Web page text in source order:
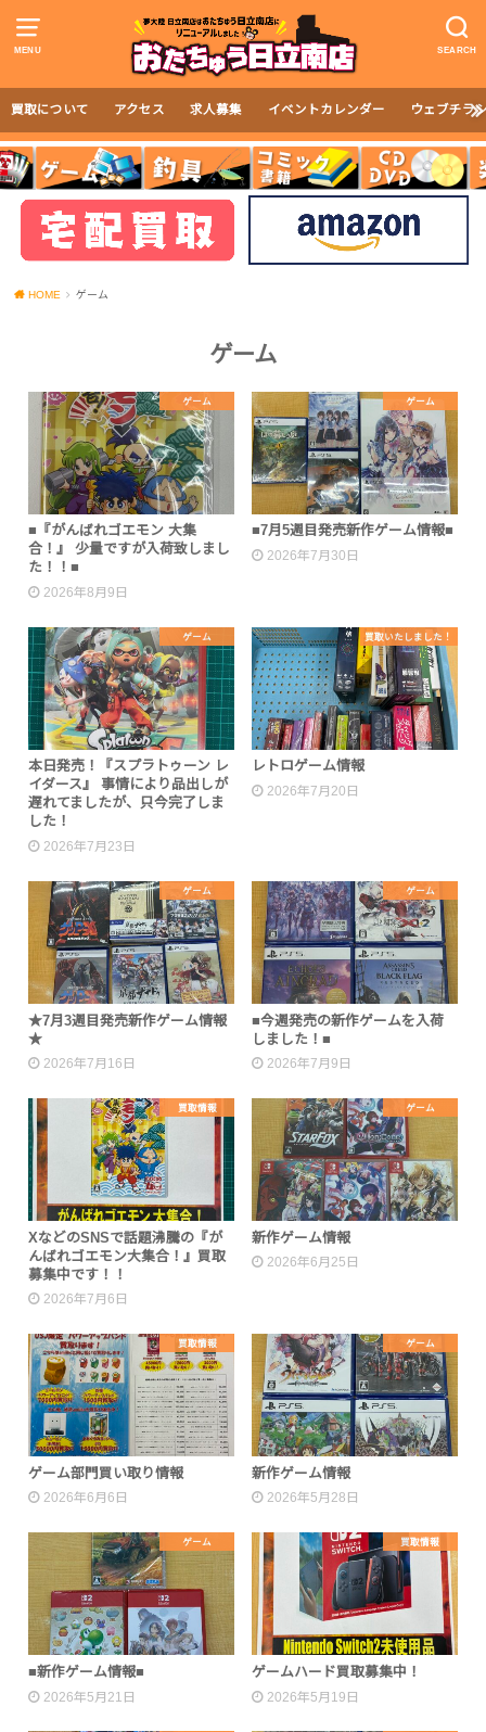
MENU SEARCH
買取について アクセス 求人募集 イベントカレンダー ウェブチラ
HOME ゲーム
ゲーム
ゲーム
■『がんばれゴエモン 大集
合！』 少量ですが入荷致しまし
た！！■
2026年8月9日
ゲーム
■7月5週目発売新作ゲーム情報■
2026年7月30日
ゲーム
本日発売！『スプラトゥーン レ
イダース』 事情により品出しが
遅れてましたが、只今完了しま
した！
2026年7月23日
買取いたしました！
レトロゲーム情報
2026年7月20日
ゲーム
★7月3週目発売新作ゲーム情報
★
2026年7月16日
ゲーム
■今週発売の新作ゲームを入荷
しました！■
2026年7月9日
買取情報
XなどのSNSで話題沸騰の『が
んばれゴエモン大集合！』買取
募集中です！！
2026年7月6日
ゲーム
新作ゲーム情報
2026年6月25日
買取情報
ゲーム部門買い取り情報
2026年6月6日
ゲーム
新作ゲーム情報
2026年5月28日
ゲーム
■新作ゲーム情報■
2026年5月21日
買取情報
ゲームハード買取募集中！
2026年5月19日